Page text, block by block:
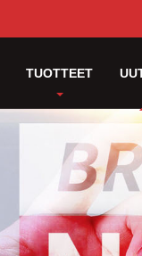
TUOTTEET